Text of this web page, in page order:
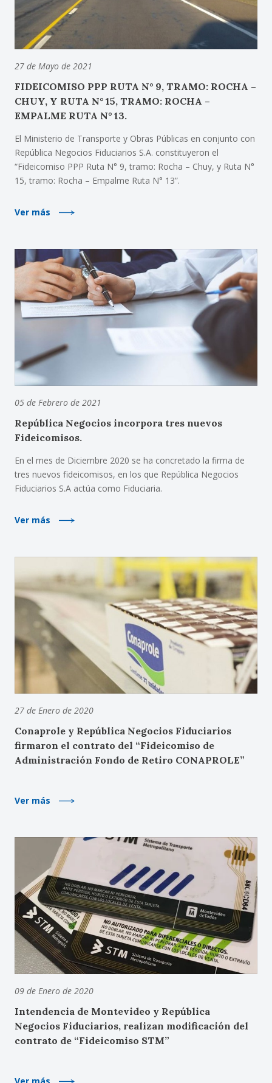
27 de Mayo de 2021
FIDEICOMISO PPP RUTA N° 9, TRAMO: ROCHA –
CHUY, Y RUTA N° 15, TRAMO: ROCHA –
EMPALME RUTA N° 13.
El Ministerio de Transporte y Obras Públicas en conjunto con
República Negocios Fiduciarios S.A. constituyeron el
“Fideicomiso PPP Ruta N° 9, tramo: Rocha – Chuy, y Ruta N°
15, tramo: Rocha – Empalme Ruta N° 13”.
Ver más
05 de Febrero de 2021
República Negocios incorpora tres nuevos
Fideicomisos.
En el mes de Diciembre 2020 se ha concretado la firma de
tres nuevos fideicomisos, en los que República Negocios
Fiduciarios S.A actúa como Fiduciaria.
Ver más
27 de Enero de 2020
Conaprole y República Negocios Fiduciarios
firmaron el contrato del “Fideicomiso de
Administración Fondo de Retiro CONAPROLE”
Ver más
09 de Enero de 2020
Intendencia de Montevideo y República
Negocios Fiduciarios, realizan modificación del
contrato de “Fideicomiso STM”